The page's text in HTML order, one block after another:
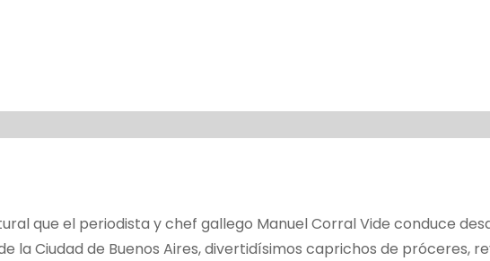
que el periodista y chef gallego Manuel Corral Vide conduce
la Ciudad de Buenos Aires, divertidísimos caprichos de próceres,